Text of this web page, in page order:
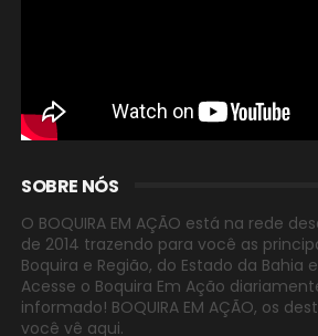
SOBRE NÓS
O BOQUIRA EM AÇÃO está na rede
de 2014 trazendo para você as
Boquira e Região, do Estado da Bahia
Acesse o Boquira Em Ação
informado! BOQUIRA EM AÇÃO, os
você vê aqui.